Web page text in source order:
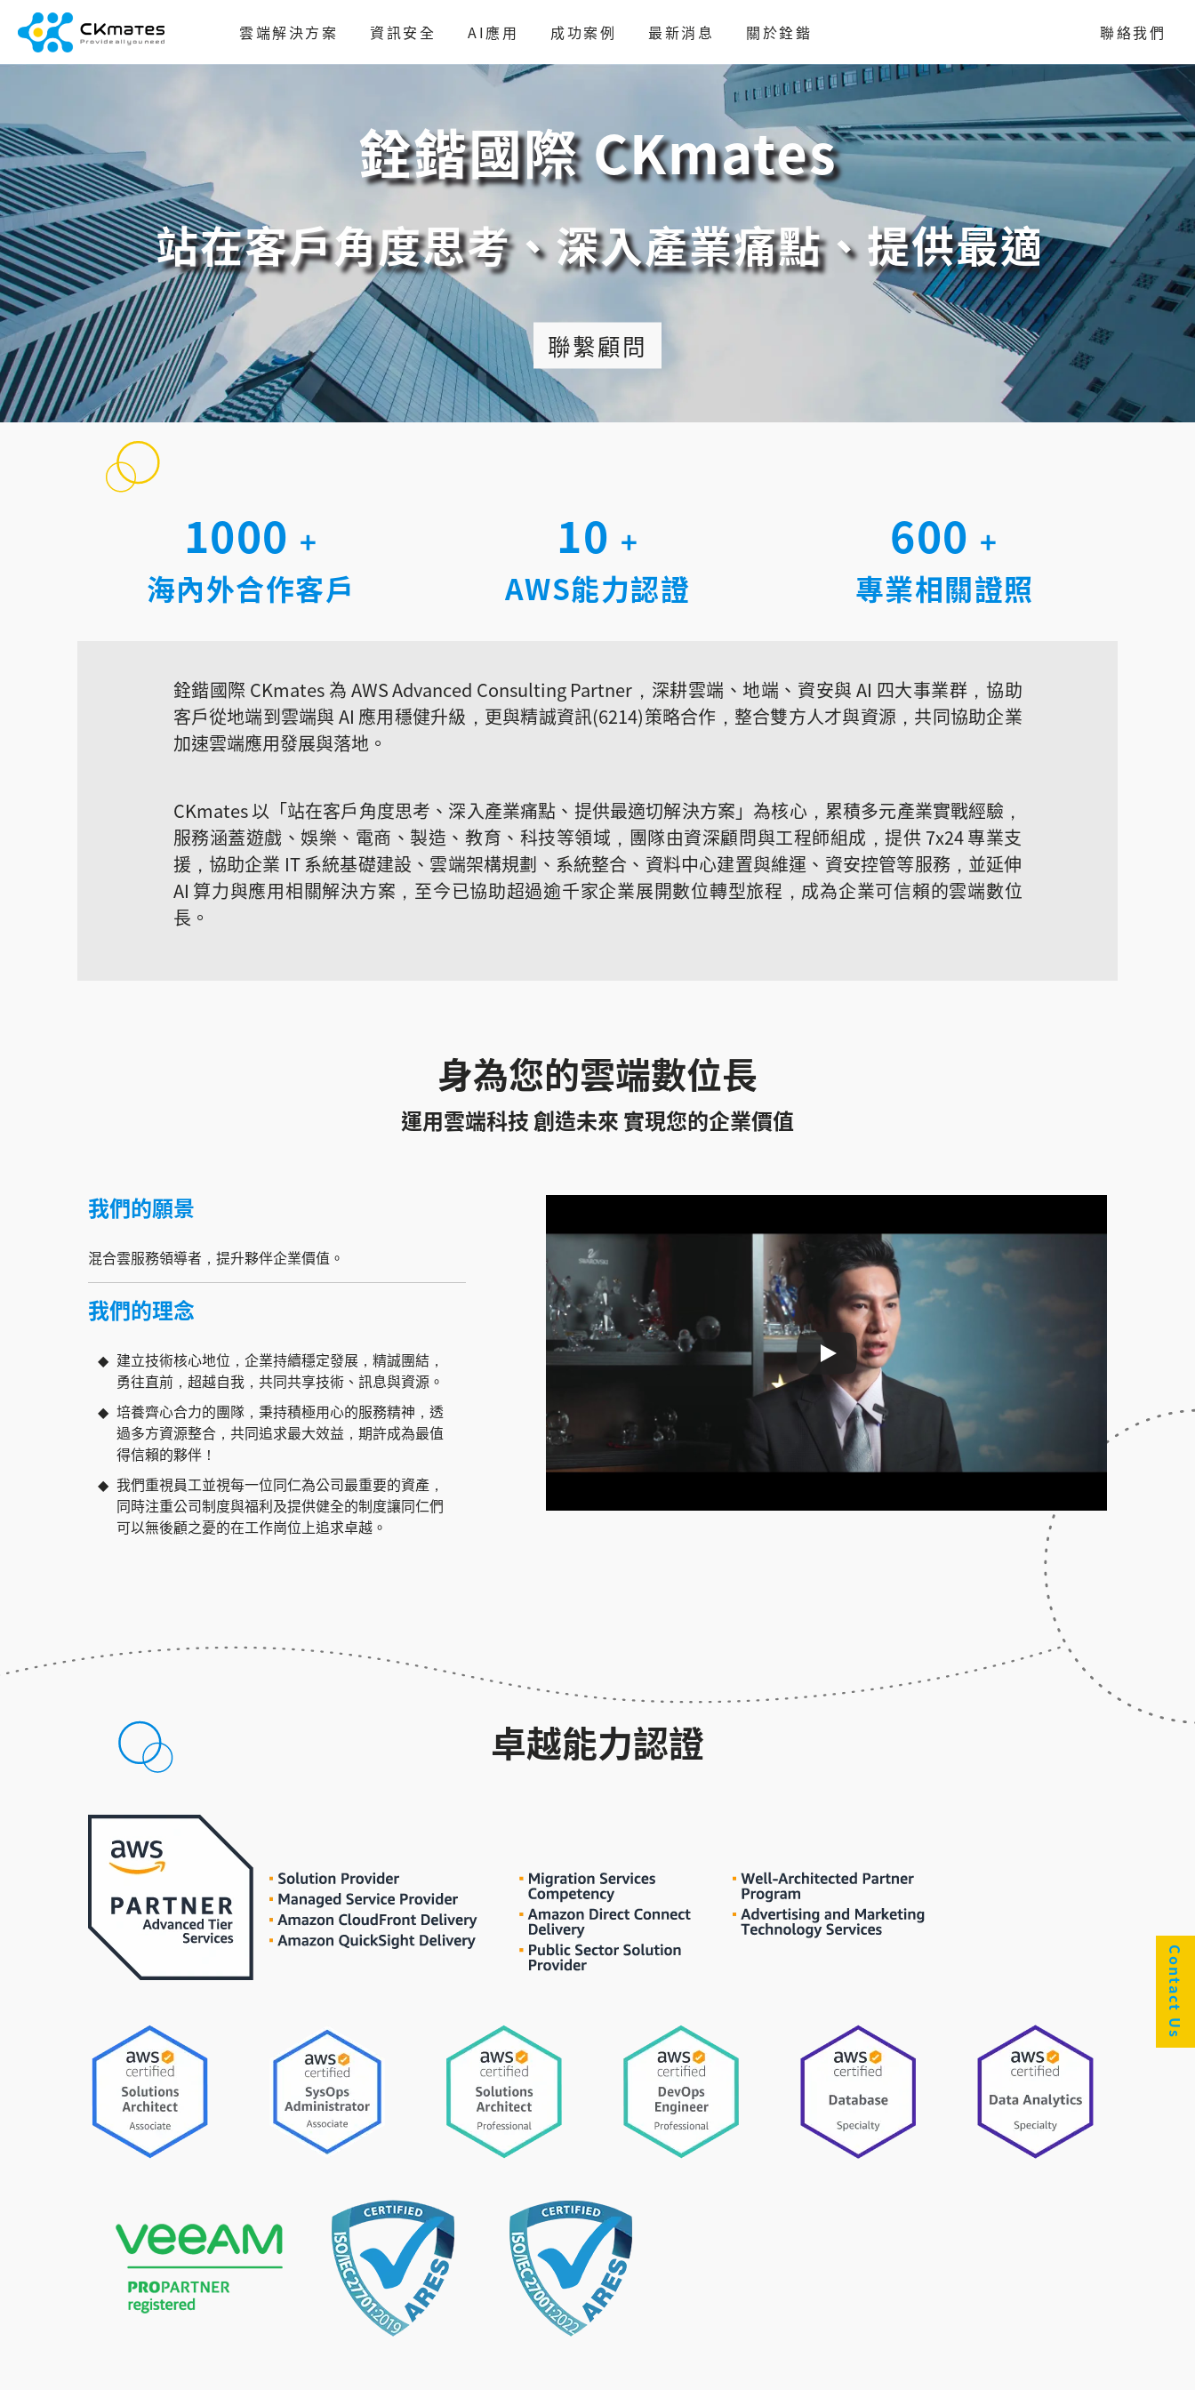
雲端解決方案 資訊安全 AI應用 成功案例 最新消息 關於銓鍇 聯絡我們
銓鍇國際 CKmates
站在客戶角度思考、深入產業痛點、提供最適切解決方案
聯繫顧問
1000 +
海內外合作客戶
10 +
AWS能力認證
600 +
專業相關證照
銓鍇國際 CKmates 為 AWS Advanced Consulting Partner，深耕雲端、地端、資安與 AI 四大事業群，協助
客戶從地端到雲端與 AI 應用穩健升級，更與精誠資訊(6214)策略合作，整合雙方人才與資源，共同協助企業
加速雲端應用發展與落地。
CKmates 以「站在客戶角度思考、深入產業痛點、提供最適切解決方案」為核心，累積多元產業實戰經驗，
服務涵蓋遊戲、娛樂、電商、製造、教育、科技等領域，團隊由資深顧問與工程師組成，提供 7x24 專業支
援，協助企業 IT 系統基礎建設、雲端架構規劃、系統整合、資料中心建置與維運、資安控管等服務，並延伸
AI 算力與應用相關解決方案，至今已協助超過逾千家企業展開數位轉型旅程，成為企業可信賴的雲端數位
長。
身為您的雲端數位長
運用雲端科技 創造未來 實現您的企業價值
我們的願景
混合雲服務領導者，提升夥伴企業價值。
我們的理念
建立技術核心地位，企業持續穩定發展，精誠團結，
勇往直前，超越自我，共同共享技術、訊息與資源。
培養齊心合力的團隊，秉持積極用心的服務精神，透
過多方資源整合，共同追求最大效益，期許成為最值
得信賴的夥伴！
我們重視員工並視每一位同仁為公司最重要的資產，
同時注重公司制度與福利及提供健全的制度讓同仁們
可以無後顧之憂的在工作崗位上追求卓越。
卓越能力認證
Contact Us